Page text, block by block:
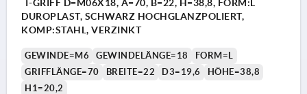
T-GRIFF D=M06X18, A=70, B=22, H=38,8, FORM:L
DUROPLAST, SCHWARZ HOCHGLANZPOLIERT,
KOMP:STAHL, VERZINKT
GEWINDE=M6 GEWINDELÄNGE=18
FORM=L
GRIFFLÄNGE=70
BREITE=22 D3=19,6
HÖHE=38,8
H1=20,2